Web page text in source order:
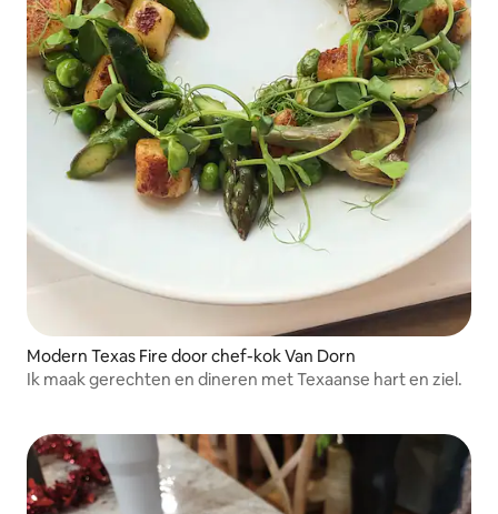
Modern Texas Fire door chef-kok Van Dorn
Ik maak gerechten en dineren met Texaanse hart en ziel.